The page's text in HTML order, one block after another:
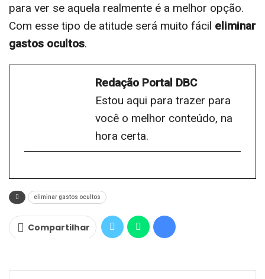
para ver se aquela realmente é a melhor opção.
Com esse tipo de atitude será muito fácil eliminar
gastos ocultos.
Redação Portal DBC
Estou aqui para trazer para
você o melhor conteúdo, na
hora certa.
eliminar gastos ocultos
Compartilhar